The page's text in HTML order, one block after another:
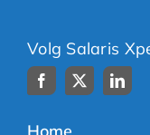
Volg Salaris
Home